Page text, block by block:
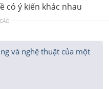
có ý kiến khác nhau
và nghệ thuật của một